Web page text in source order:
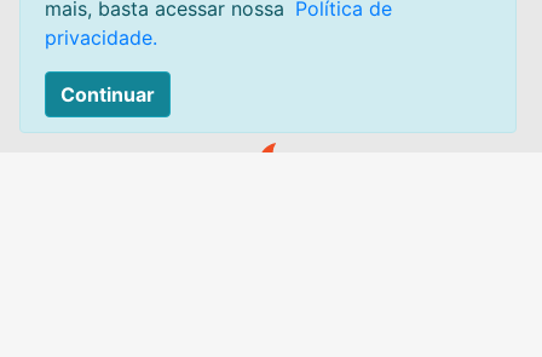
Sobre
Mapa do site
mais, basta acessar nossa Política de
privacidade.
Continuar